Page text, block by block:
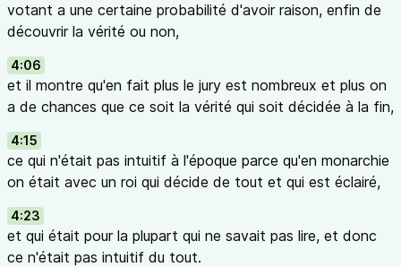
votant a une certaine probabilité d'avoir raison, enfin de
découvrir la vérité ou non,
4:06
et il montre qu'en fait plus le jury est nombreux et plus on
a de chances que ce soit la vérité qui soit décidée à la fin,
4:15
ce qui n'était pas intuitif à l'époque parce qu'en monarchie
on était avec un roi qui décide de tout et qui est éclairé,
4:23
et qui était pour la plupart qui ne savait pas lire, et donc
ce n'était pas intuitif du tout.